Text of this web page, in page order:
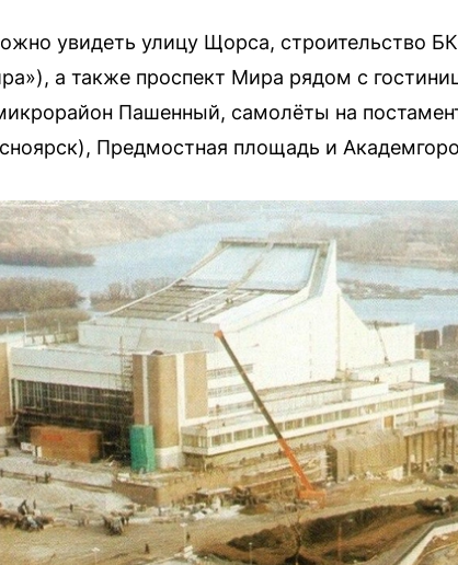
увидеть улицу Щорса, строительство
а также проспект Мира рядом с
Пашенный, самолёты на
Предмостная площадь и